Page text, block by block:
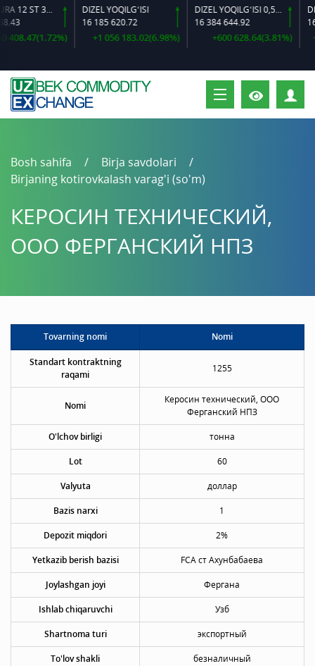
ARMATURA 12 ST 35 GS O‘LCHAMLI
DIZEL YOQILG‘ISI
16 185 620.72
+1 056 183.02(6.98%)
DIZEL YOQILG‘ISI 0,5-40
16 384 644.92
+600 628.64(3.81%)
16
Bosh sahifa
Birja savdolari
Birjaning kotirovkalash varag'i (so'm)
КЕРОСИН ТЕХНИЧЕСКИЙ,
ООО ФЕРГАНСКИЙ НПЗ
Tovarning nomi Nomi
Standart kontraktning
raqami
1255
Nomi
Керосин технический, ООО
Ферганский НПЗ
O'lchov birligi тонна
Lot 60
Valyuta доллар
Bazis narxi 1
Depozit miqdori 2%
Yetkazib berish bazisi FCA ст Ахунбабаева
Joylashgan joyi Фергана
Ishlab chiqaruvchi Узб
Shartnoma turi экспортный
To'lov shakli безналичный